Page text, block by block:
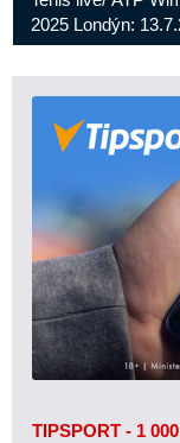
2025 Londýn:
TIPSPORT - 1